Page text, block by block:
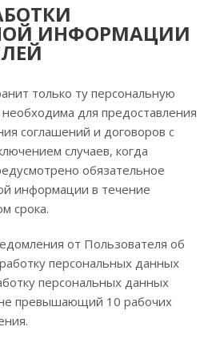
ИНФОРМАЦИИ
только ту персональную
для предоставления
соглашений и договоров с
случаев, когда
обязательное
информации в течение
срока.
от Пользователя об
персональных данных
персональных данных
превышающий 10 рабочих